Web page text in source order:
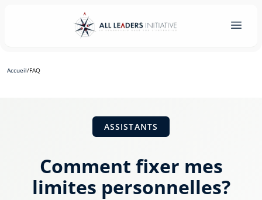
Accueil/FAQ
ASSISTANTS
Comment fixer mes
limites personnelles?